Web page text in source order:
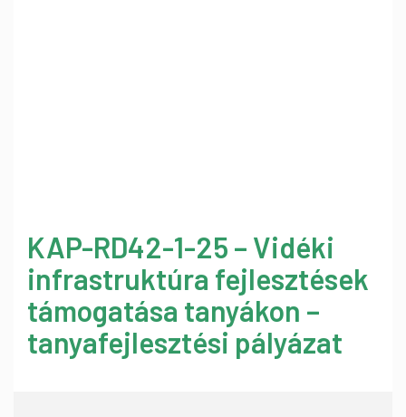
KAP-RD42-1-25 – Vidéki
infrastruktúra fejlesztések
támogatása tanyákon –
tanyafejlesztési pályázat